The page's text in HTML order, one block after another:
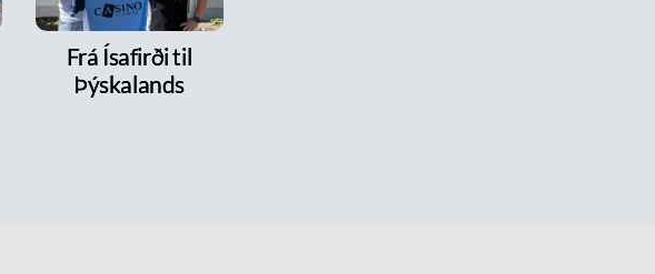
Frá Ísafirði til
Þýskalands